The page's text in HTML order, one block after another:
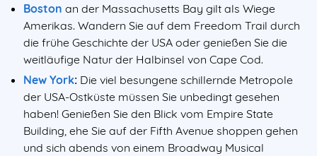
Boston an der Massachusetts Bay gilt als Wiege
Amerikas. Wandern Sie auf dem Freedom Trail durch
die frühe Geschichte der USA oder genießen Sie die
weitläufige Natur der Halbinsel von Cape Cod.
New York: Die viel besungene schillernde Metropole
der USA-Ostküste müssen Sie unbedingt gesehen
haben! Genießen Sie den Blick vom Empire State
Building, ehe Sie auf der Fifth Avenue shoppen gehen
und sich abends von einem Broadway Musical